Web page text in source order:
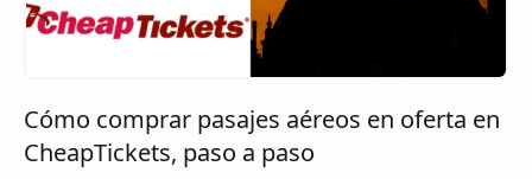
Cómo comprar pasajes aéreos en oferta en
CheapTickets, paso a paso